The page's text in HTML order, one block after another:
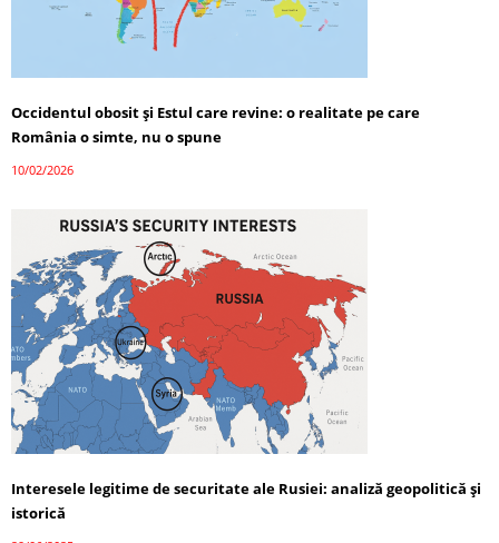
Occidentul obosit și Estul care revine: o realitate pe care
România o simte, nu o spune
10/02/2026
Interesele legitime de securitate ale Rusiei: analiză geopolitică și
istorică